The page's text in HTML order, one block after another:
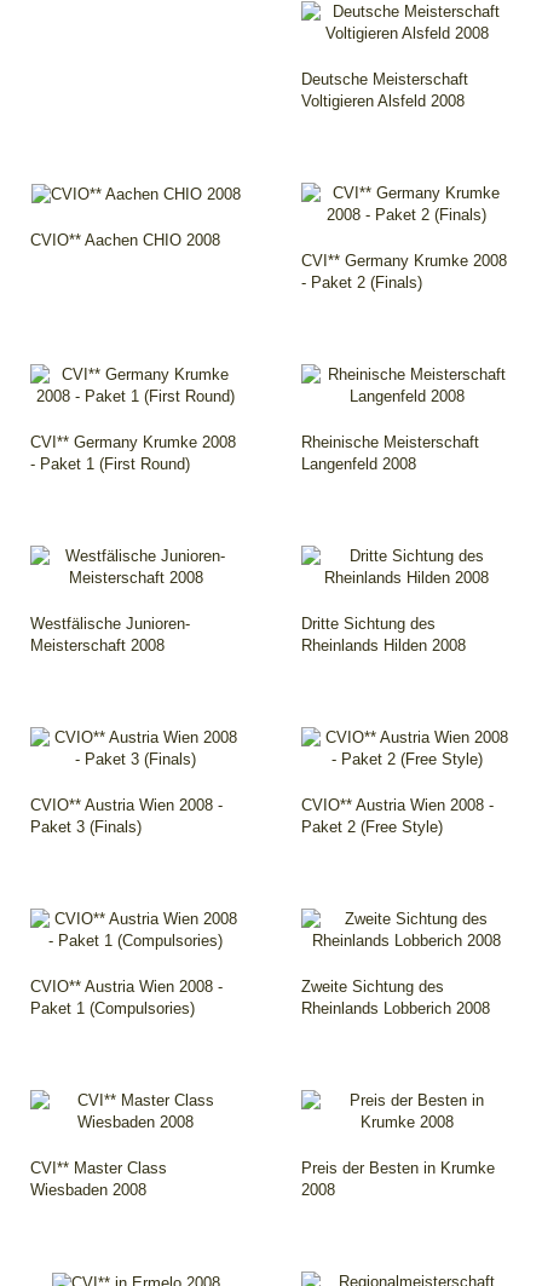
Deutsche Meisterschaft
Voltigieren Alsfeld 2008
CVIO** Aachen CHIO 2008
CVI** Germany Krumke 2008
- Paket 2 (Finals)
CVI** Germany Krumke 2008
- Paket 1 (First Round)
Rheinische Meisterschaft
Langenfeld 2008
Westfälische Junioren-
Meisterschaft 2008
Dritte Sichtung des
Rheinlands Hilden 2008
CVIO** Austria Wien 2008 -
Paket 3 (Finals)
CVIO** Austria Wien 2008 -
Paket 2 (Free Style)
CVIO** Austria Wien 2008 -
Paket 1 (Compulsories)
Zweite Sichtung des
Rheinlands Lobberich 2008
CVI** Master Class
Wiesbaden 2008
Preis der Besten in Krumke
2008